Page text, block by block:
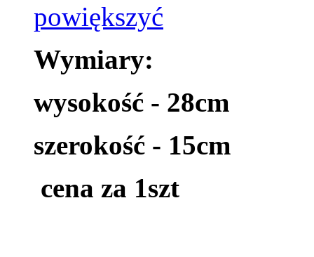
Wymiary:
wysokość - 28cm
szerokość - 15cm
cena za 1szt